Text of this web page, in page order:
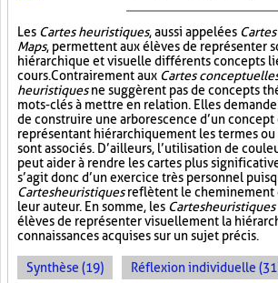
Les Cartes heuristiques, aussi appelées
Maps, permettent aux élèves de représenter
hiérarchique et visuelle différents concepts
cours. Contrairement aux Cartes
heuristiquesne suggèrent pas de concepts
mots-clés à mettre en relation. Elles
de construire une arborescence d’un
représentant hiérarchiquement les termes ou
sont associés. D’ailleurs, l’utilisation de
peut aider à rendre les cartes plus
s’agit donc d’un exercice très personnel
Cartes heuristiquesreflètent le cheminement
leur auteur. En somme, les Cartes heuristiques
élèves de représenter visuellement la
connaissances acquises sur un sujet précis.
Synthèse (19) Réflexion individuelle